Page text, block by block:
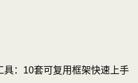
具：10套可复用框架快速上手